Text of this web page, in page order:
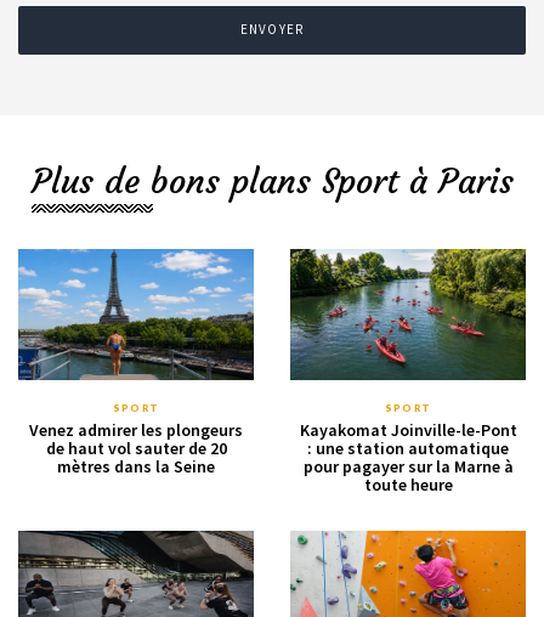
ENVOYER
Plus de bons plans Sport à Paris
SPORT
Venez admirer les plongeurs
de haut vol sauter de 20
mètres dans la Seine
SPORT
Kayakomat Joinville-le-Pont
: une station automatique
pour pagayer sur la Marne à
toute heure